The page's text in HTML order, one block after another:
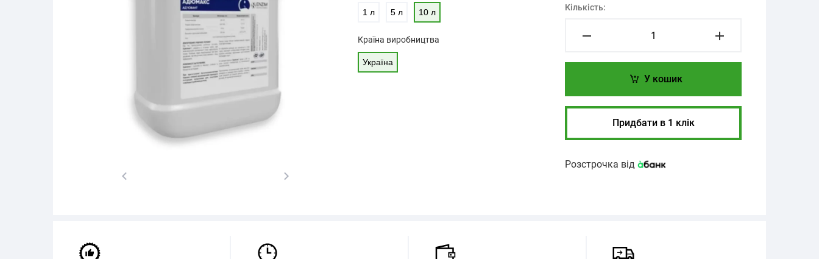
1 л 5 л 10 л
Країна виробництва
Україна
Кількість:
У кошик
Придбати в 1 клік
Розстрочка від